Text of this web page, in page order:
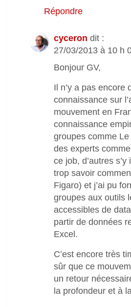
Répondre
cyceron dit :
27/03/2013 à 10 h
Bonjour GV,
Il n’y a pas encore
connaissance sur
mouvement en
connaissance
groupes comme
des experts
ce job, d’autres
trop savoir
Figaro) et j’ai pu
groupes aux outils
accessibles de
partir de données
Excel.
C’est encore très
sûr que ce
un retour
la profondeur et à